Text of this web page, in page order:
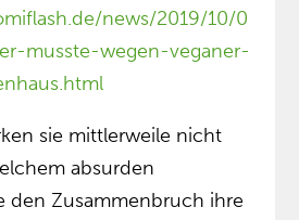
news/2019/10/0
musste-wegen-veganer-
sie mittlerweile nicht
absurden
den Zusammenbruch ihre